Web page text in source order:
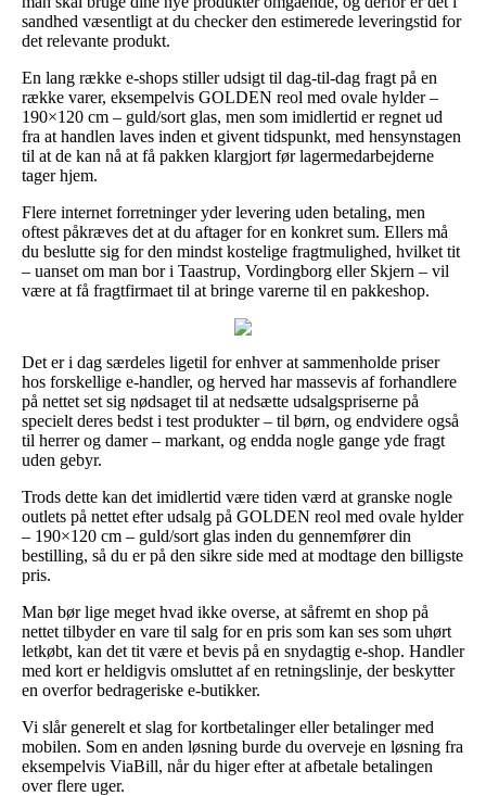
sandhed væsentligt at du checker den estimerede leveringstid for
det relevante produkt.
En lang række e-shops stiller udsigt til dag-til-dag fragt på en
række varer, eksempelvis GOLDEN reol med ovale hylder –
190×120 cm – guld/sort glas, men som imidlertid er regnet ud
fra at handlen laves inden et givent tidspunkt, med hensynstagen
til at de kan nå at få pakken klargjort før lagermedarbejderne
tager hjem.
Flere internet forretninger yder levering uden betaling, men
oftest påkræves det at du aftager for en konkret sum. Ellers må
du beslutte sig for den mindst kostelige fragtmulighed, hvilket tit
– uanset om man bor i Taastrup, Vordingborg eller Skjern – vil
være at få fragtfirmaet til at bringe varerne til en pakkeshop.
Det er i dag særdeles ligetil for enhver at sammenholde priser
hos forskellige e-handler, og herved har massevis af forhandlere
på nettet set sig nødsaget til at nedsætte udsalgspriserne på
specielt deres bedst i test produkter – til børn, og endvidere også
til herrer og damer – markant, og endda nogle gange yde fragt
uden gebyr.
Trods dette kan det imidlertid være tiden værd at granske nogle
outlets på nettet efter udsalg på GOLDEN reol med ovale hylder
– 190×120 cm – guld/sort glas inden du gennemfører din
bestilling, så du er på den sikre side med at modtage den billigste
pris.
Man bør lige meget hvad ikke overse, at såfremt en shop på
nettet tilbyder en vare til salg for en pris som kan ses som uhørt
letkøbt, kan det tit være et bevis på en snydagtig e-shop. Handler
med kort er heldigvis omsluttet af en retningslinje, der beskytter
en overfor bedrageriske e-butikker.
Vi slår generelt et slag for kortbetalinger eller betalinger med
mobilen. Som en anden løsning burde du overveje en løsning fra
eksempelvis ViaBill, når du higer efter at afbetale betalingen
over flere uger.